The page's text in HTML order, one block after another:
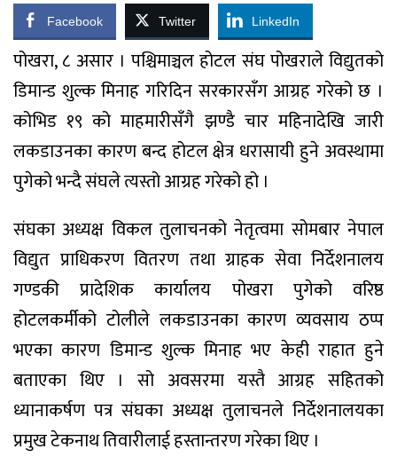
Facebook Twitter LinkedIn
पोखरा, ८ असार । पश्चिमाञ्चल होटल संघ पोखराले विद्युतको
डिमान्ड शुल्क मिनाह गरिदिन सरकारसँग आग्रह गरेको छ ।
कोभिड १९ को माहमारीसँगै झण्डै चार महिनादेखि जारी
लकडाउनका कारण बन्द होटल क्षेत्र धरासायी हुने अवस्थामा
पुगेको भन्दै संघले त्यस्तो आग्रह गरेको हो ।
संघका अध्यक्ष विकल तुलाचनको नेतृत्वमा सोमबार नेपाल
विद्युत प्राधिकरण वितरण तथा ग्राहक सेवा निर्देशनालय
गण्डकी प्रादेशिक कार्यालय पोखरा पुगेको वरिष्ठ
होटलकर्मीको टोलीले लकडाउनका कारण व्यवसाय ठप्प
भएका कारण डिमान्ड शुल्क मिनाह भए केही राहात हुने
बताएका थिए । सो अवसरमा यस्तै आग्रह सहितको
ध्यानाकर्षण पत्र संघका अध्यक्ष तुलाचनले निर्देशनालयका
प्रमुख टेकनाथ तिवारीलाई हस्तान्तरण गरेका थिए ।